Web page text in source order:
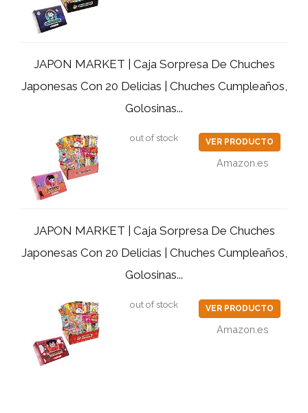
JAPON MARKET | Caja Sorpresa De Chuches
Japonesas Con 20 Delicias | Chuches Cumpleaños,
Golosinas...
out of stock VER PRODUCTO
Amazon.es
JAPON MARKET | Caja Sorpresa De Chuches
Japonesas Con 20 Delicias | Chuches Cumpleaños,
Golosinas...
out of stock VER PRODUCTO
Amazon.es